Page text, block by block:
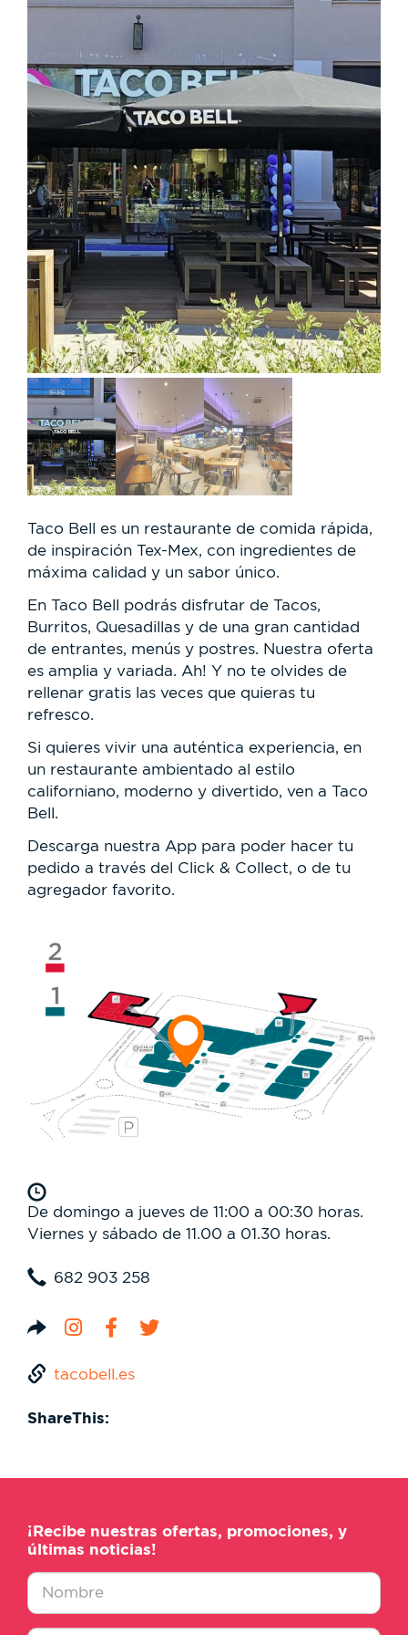
Taco Bell es un restaurante de comida rápida,
de inspiración Tex-Mex, con ingredientes de
máxima calidad y un sabor único.
En Taco Bell podrás disfrutar de Tacos,
Burritos, Quesadillas y de una gran cantidad
de entrantes, menús y postres. Nuestra oferta
es amplia y variada. Ah! Y no te olvides de
rellenar gratis las veces que quieras tu
refresco.
Si quieres vivir una auténtica experiencia, en
un restaurante ambientado al estilo
californiano, moderno y divertido, ven a Taco
Bell.
Descarga nuestra App para poder hacer tu
pedido a través del Click & Collect, o de tu
agregador favorito.
De domingo a jueves de 11:00 a 00:30 horas.
Viernes y sábado de 11.00 a 01.30 horas.
682 903 258
tacobell.es
ShareThis:
¡Recibe nuestras ofertas, promociones, y
últimas noticias!
Nombre